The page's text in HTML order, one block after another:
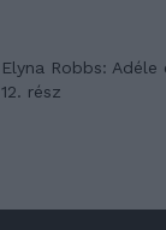
Elyna Robbs:
12. rész